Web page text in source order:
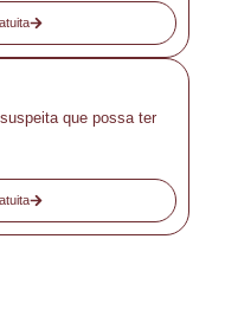
que possa ter